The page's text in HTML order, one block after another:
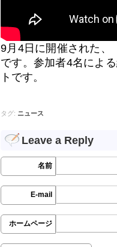
9月4日に開催された、
です。参加者4名によ
トです。
タグ: ニュース
Leave a Reply
名前
E-mail
ホームページ